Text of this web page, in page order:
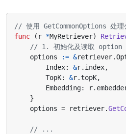
// 使用 GetCommonOptions 处
func
( r *MyRetriever)
// 1. 初始化及读取 option
options
:= &retriever.
Index: &r. index,
TopK: &r.topK,
Embedding: r.
}
options = retriever.
// ...